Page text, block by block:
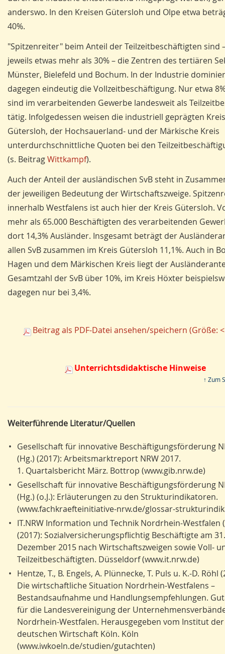
anderswo. In den Kreisen Gütersloh und Olpe etwa
40%.
"Spitzenreiter" beim Anteil der Teilzeitbeschäftigten sind
jeweils etwas mehr als 30% – die Zentren des tertiären
Münster, Bielefeld und Bochum. In der Industrie
dagegen eindeutig die Vollzeitbeschäftigung. Nur etwa
sind im verarbeitenden Gewerbe landesweit als
tätig. Infolgedessen weisen die indus­triell geprägten
Gütersloh, der Hochsauerland- und der Märkische Kreis
unterdurchschnittliche Quoten bei den
(s. BeitragWittkampf).
Auch der Anteil der ausländischen SvB steht in
der jeweiligen Bedeutung der Wirtschaftszweige.
innerhalb Westfalens ist auch hier der Kreis Gütersloh.
mehr als 65.000 Beschäftigten des verarbeitenden
dort 14,3% Ausländer. Insgesamt beträgt der
allen SvB zusammen im Kreis Gütersloh 11,1%. Auch in
Hagen und dem Märkischen Kreis liegt der
Gesamtzahl der SvB über 10%, im Kreis Höxter
dagegen nur bei 3,4%.
Beitrag als PDF-Datei ansehen/speichern (Größe:
Unterrichtsdidaktische Hinweise
↑ Zum
Weiterführende Literatur/Quellen
• Gesellschaft für innovative Beschäftigungsförderung
(Hg.) (2017): Arbeitsmarktreport NRW 2017.
1. Quartalsbericht März. Bottrop (www.gib.nrw.de)
• Gesellschaft für innovative Beschäftigungsförderung
(Hg.) (o.J.): Erläuterungen zu den Strukturindikatoren.
(www.fachkraefteinitiative-nrw.de/glossar-
• IT.NRW Information und Technik Nordrhein-Westfalen
(2017): Sozialversicherungspflichtig Beschäftigte am 31.
Dezember 2015 nach Wirtschaftszweigen sowie Voll-
Teilzeitbeschäftigten. Düsseldorf (www.it.nrw.de)
• Hentze, T., B. Engels, A. Plünnecke, T. Puls u. K.-D. Röhl
Die wirtschaftliche Situation Nordrhein-Westfalens –
Bestandsaufnahme und Handlungsempfehlungen.
für die Landesvereinigung der
Nordrhein-Westfalen. Herausgegeben vom Institut der
deutschen Wirtschaft Köln. Köln
(www.iwkoeln.de/studien/gutachten)